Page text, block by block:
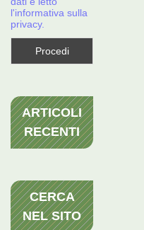
l'informativa sulla
privacy.
ARTICOLI
RECENTI
CERCA
NEL SITO